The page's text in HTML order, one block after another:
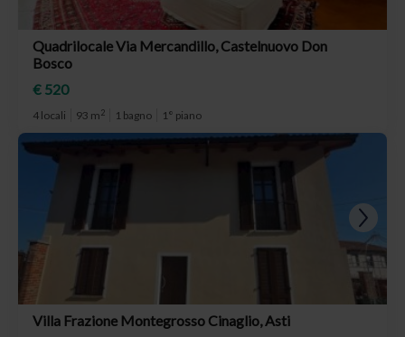
Quadrilocale Via Mercandillo, Castelnuovo Don
Bosco
€ 520
4 locali 93 m2 1 bagno 1° piano
Villa Frazione Montegrosso Cinaglio, Asti